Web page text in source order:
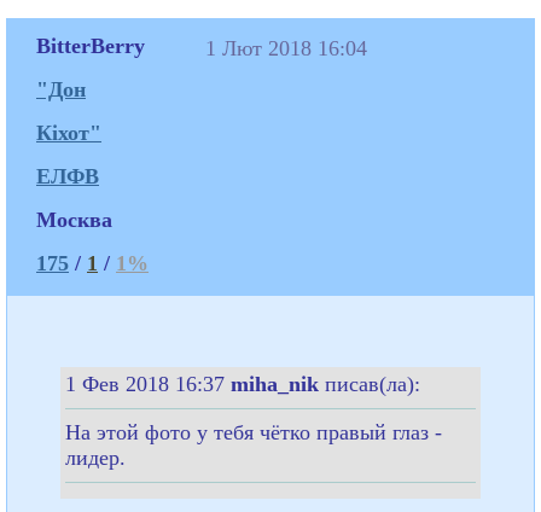
BitterBerry
"Дон
Кіхот"
ЕЛФВ
Москва
175 / 1 / 1%
1 Лют 2018 16:04
1 Фев 2018 16:37 miha_nik писав(ла):
На этой фото у тебя чётко правый глаз -
лидер.